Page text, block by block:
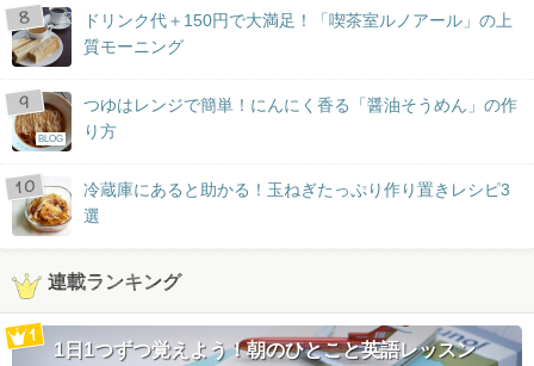
ドリンク代＋150円で大満足！「喫茶室ルノアール」の上
質モーニング
BLOG
つゆはレンジで簡単！にんにく香る「醤油そうめん」の作
り方
冷蔵庫にあると助かる！玉ねぎたっぷり作り置きレシピ3
選
連載ランキング
1日1つずつ覚えよう！朝のひとこと英語レッスン